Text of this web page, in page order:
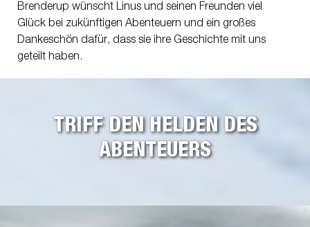
Brenderup wünscht Linus und seinen Freunden viel
Glück bei zukünftigen Abenteuern und ein großes
Dankeschön dafür, dass sie ihre Geschichte mit uns
geteilt haben.
TRIFF DEN HELDEN DES
ABENTEUERS